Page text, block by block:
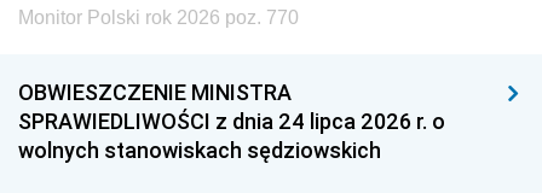
Monitor Polski rok 2026 poz. 770
OBWIESZCZENIE MINISTRA
SPRAWIEDLIWOŚCI z dnia 24 lipca 2026 r. o
wolnych stanowiskach sędziowskich